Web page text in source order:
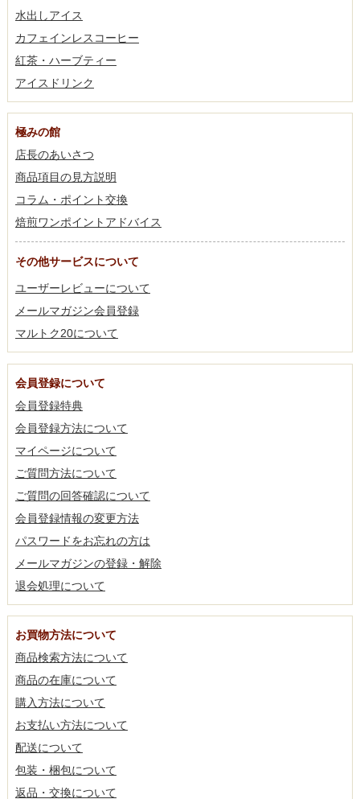
水出しアイス
カフェインレスコーヒー
紅茶・ハーブティー
アイスドリンク
極みの館
店長のあいさつ
商品項目の見方説明
コラム・ポイント交換
焙煎ワンポイントアドバイス
その他サービスについて
ユーザーレビューについて
メールマガジン会員登録
マルトク20について
会員登録について
会員登録特典
会員登録方法について
マイページについて
ご質問方法について
ご質問の回答確認について
会員登録情報の変更方法
パスワードをお忘れの方は
メールマガジンの登録・解除
退会処理について
お買物方法について
商品検索方法について
商品の在庫について
購入方法について
お支払い方法について
配送について
包装・梱包について
返品・交換について